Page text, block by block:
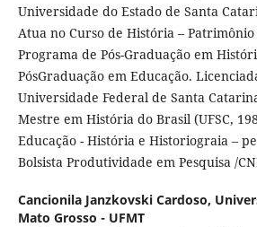
Universidade do Estado de Santa
Atua no Curso de História –
Programa de Pós-Graduação em
PósGraduação em Educação.
Universidade Federal de Santa
Mestre em História do Brasil (UFSC,
Educação - História e Historiograia –
Bolsista Produtividade em Pesquisa /
Cancionila Janzkovski Cardoso,
Mato Grosso - UFMT